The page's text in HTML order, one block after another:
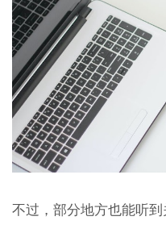
不过，部分地方也能听到